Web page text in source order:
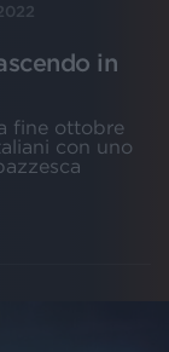
in
fine ottobre
con uno